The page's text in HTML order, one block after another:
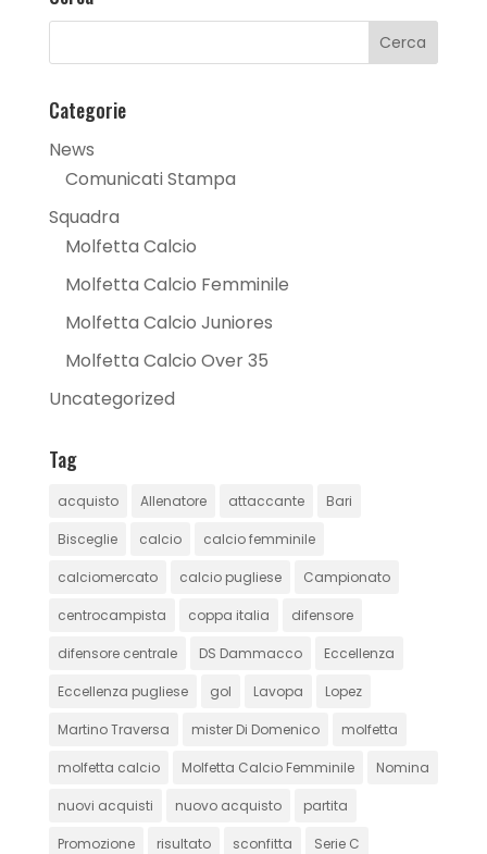
Categorie
News
Comunicati Stampa
Squadra
Molfetta Calcio
Molfetta Calcio Femminile
Molfetta Calcio Juniores
Molfetta Calcio Over 35
Uncategorized
Tag
acquisto Allenatore attaccante Bari
Bisceglie calcio calcio femminile
calciomercato calcio pugliese Campionato
centrocampista coppa italia difensore
difensore centrale DS Dammacco Eccellenza
Eccellenza pugliese gol Lavopa Lopez
Martino Traversa mister Di Domenico molfetta
molfetta calcio Molfetta Calcio Femminile Nomina
nuovi acquisti nuovo acquisto partita
Promozione risultato sconfitta Serie C